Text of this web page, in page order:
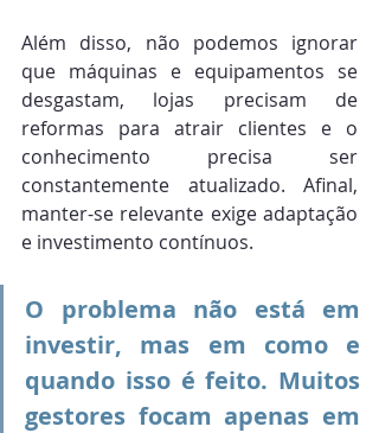
Além disso, não podemos ignorar
que máquinas e equipamentos se
desgastam, lojas precisam de
reformas para atrair clientes e o
conhecimento precisa ser
constantemente atualizado. Afinal,
manter-se relevante exige adaptação
e investimento contínuos.
O problema não está em
investir, mas em como e
quando isso é feito. Muitos
gestores focam apenas em